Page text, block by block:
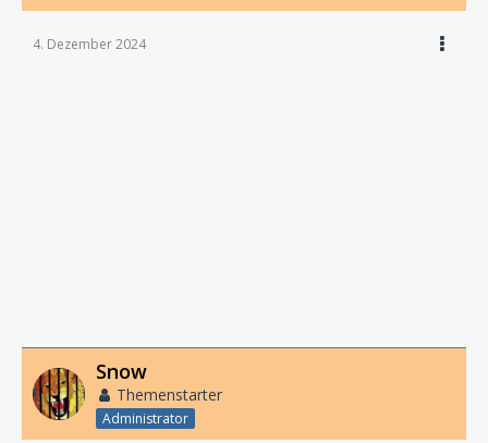
4. Dezember 2024
Snow
Themenstarter
Administrator